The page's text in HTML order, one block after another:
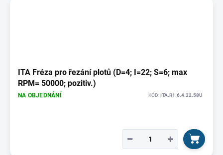
ITA Fréza pro řezání plotů (D=4; I=22; S=6; max
RPM= 50000; pozitiv.)
NA OBJEDNÁNÍ KÓD: ITA.R1.6.4.22.58U
+
−